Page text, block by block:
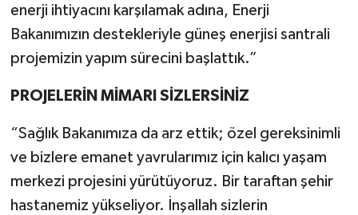
enerji ihtiyacını karşılamak adına, Enerji
Bakanımızın destekleriyle güneş enerjisi santrali
projemizin yapım sürecini başlattık.”
PROJELERİN MİMARI SİZLERSİNİZ
“Sağlık Bakanımıza da arz ettik; özel gereksinimli
ve bizlere emanet yavrularımız için kalıcı yaşam
merkezi projesini yürütüyoruz. Bir taraftan şehir
hastanemiz yükseliyor. İnşallah sizlerin